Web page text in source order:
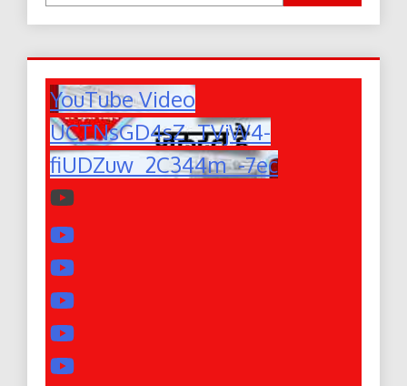
YouTube Video
UCTNsGD4sZ_TVjW4-
fiUDZuw_2C344m_-7ec